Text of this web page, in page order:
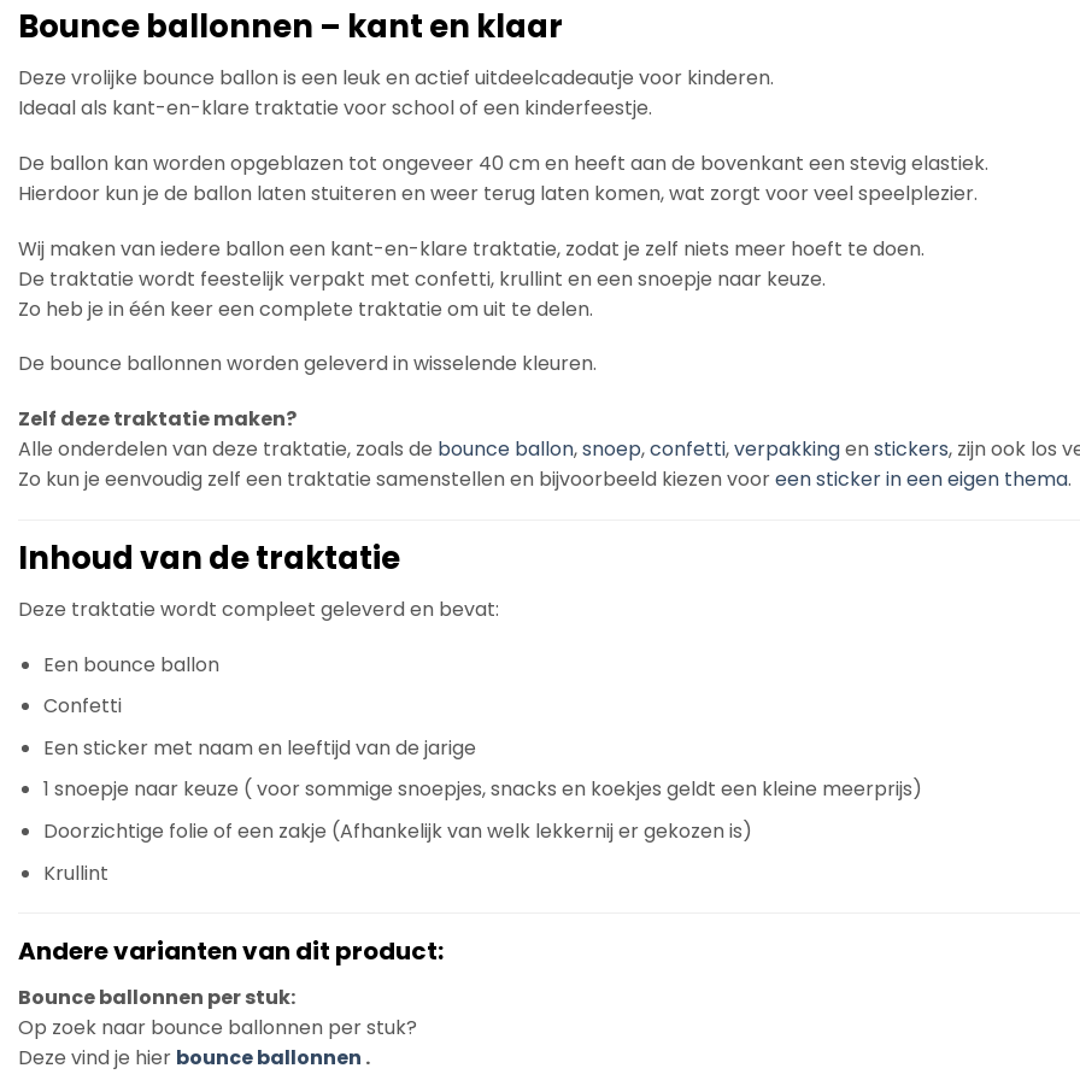
Bounce ballonnen – kant en klaar
Deze vrolijke bounce ballon is een leuk en actief uitdeelcadeautje voor kinderen.
Ideaal als kant-en-klare traktatie voor school of een kinderfeestje.
De ballon kan worden opgeblazen tot ongeveer 40 cm en heeft aan de bovenkant een stevig elastiek.
Hierdoor kun je de ballon laten stuiteren en weer terug laten komen, wat zorgt voor veel speelplezier.
Wij maken van iedere ballon een kant-en-klare traktatie, zodat je zelf niets meer hoeft te doen.
De traktatie wordt feestelijk verpakt met confetti, krullint en een snoepje naar keuze.
Zo heb je in één keer een complete traktatie om uit te delen.
De bounce ballonnen worden geleverd in wisselende kleuren.
Zelf deze traktatie maken?
Alle onderdelen van deze traktatie, zoals de bounce ballon,snoep,confetti,verpakkingenstickers, zijn ook los
Zo kun je eenvoudig zelf een traktatie samenstellen en bijvoorbeeld kiezen vooreen sticker in een eigen thema.
Inhoud van de traktatie
Deze traktatie wordt compleet geleverd en bevat:
Een bounce ballon
Confetti
Een sticker met naam en leeftijd van de jarige
1 snoepje naar keuze ( voor sommige snoepjes, snacks en koekjes geldt een kleine meerprijs)
Doorzichtige folie of een zakje (Afhankelijk van welk lekkernij er gekozen is)
Krullint
Andere varianten van dit product:
Bounce ballonnen per stuk:
Op zoek naar bounce ballonnen per stuk?
Deze vind je hier bounce ballonnen .